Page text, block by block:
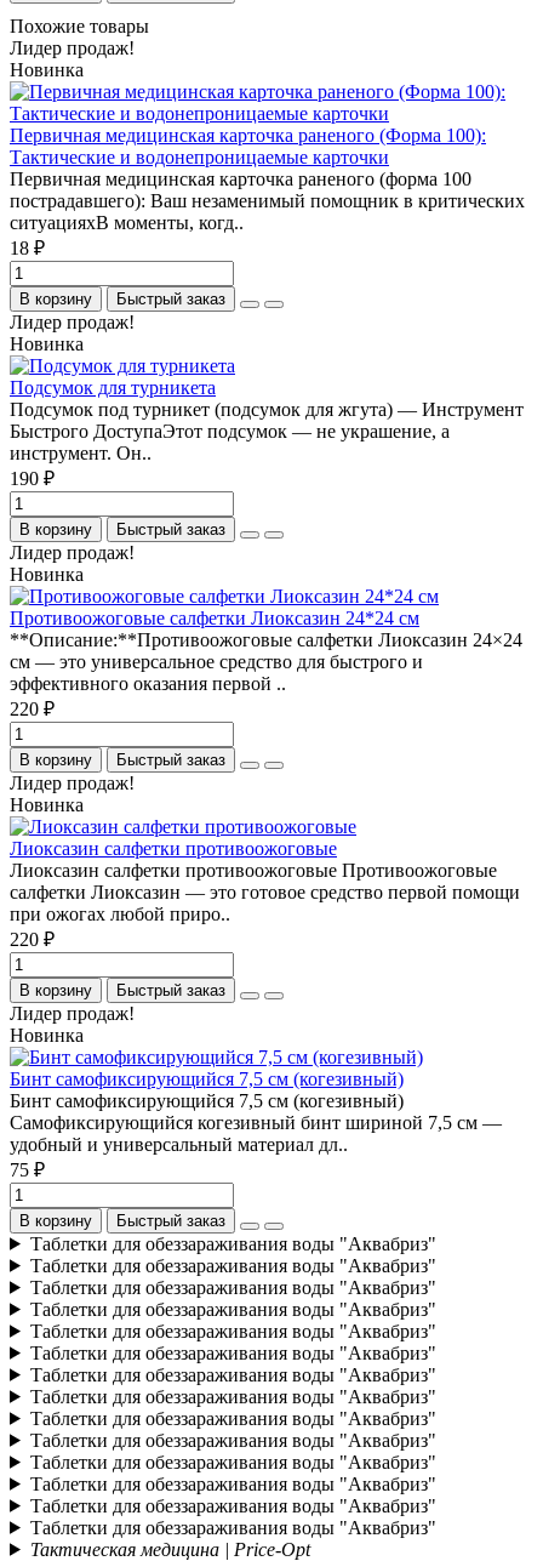
Похожие товары
Лидер продаж!
Новинка
Первичная медицинская карточка раненого (Форма 100):
Тактические и водонепроницаемые карточки
Первичная медицинская карточка раненого (форма 100
пострадавшего): Ваш незаменимый помощник в критических
ситуацияхВ моменты, когд..
18 ₽
В корзину Быстрый заказ
Лидер продаж!
Новинка
Подсумок для турникета
Подсумок под турникет (подсумок для жгута) — Инструмент
Быстрого ДоступаЭтот подсумок — не украшение, а
инструмент. Он..
190 ₽
В корзину Быстрый заказ
Лидер продаж!
Новинка
Противоожоговые салфетки Лиоксазин 24*24 см
**Описание:**Противоожоговые салфетки Лиоксазин 24×24
см — это универсальное средство для быстрого и
эффективного оказания первой ..
220 ₽
В корзину Быстрый заказ
Лидер продаж!
Новинка
Лиоксазин салфетки противоожоговые
Лиоксазин салфетки противоожоговые Противоожоговые
салфетки Лиоксазин — это готовое средство первой помощи
при ожогах любой приро..
220 ₽
В корзину Быстрый заказ
Лидер продаж!
Новинка
Бинт самофиксирующийся 7,5 см (когезивный)
Бинт самофиксирующийся 7,5 см (когезивный)
Самофиксирующийся когезивный бинт шириной 7,5 см —
удобный и универсальный материал дл..
75 ₽
В корзину Быстрый заказ
Таблетки для обеззараживания воды "Аквабриз"
Таблетки для обеззараживания воды "Аквабриз"
Таблетки для обеззараживания воды "Аквабриз"
Таблетки для обеззараживания воды "Аквабриз"
Таблетки для обеззараживания воды "Аквабриз"
Таблетки для обеззараживания воды "Аквабриз"
Таблетки для обеззараживания воды "Аквабриз"
Таблетки для обеззараживания воды "Аквабриз"
Таблетки для обеззараживания воды "Аквабриз"
Таблетки для обеззараживания воды "Аквабриз"
Таблетки для обеззараживания воды "Аквабриз"
Таблетки для обеззараживания воды "Аквабриз"
Таблетки для обеззараживания воды "Аквабриз"
Таблетки для обеззараживания воды "Аквабриз"
Тактическая медицина | Price-Opt